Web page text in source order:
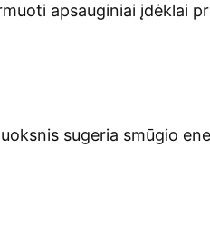
apsauginiai įdėklai
sugeria smūgio